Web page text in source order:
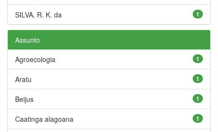
1
SILVA, R. K. da
Assunto
1
Agroecologia
1
Aratu
1
Beijus
1
Caatinga alagoana